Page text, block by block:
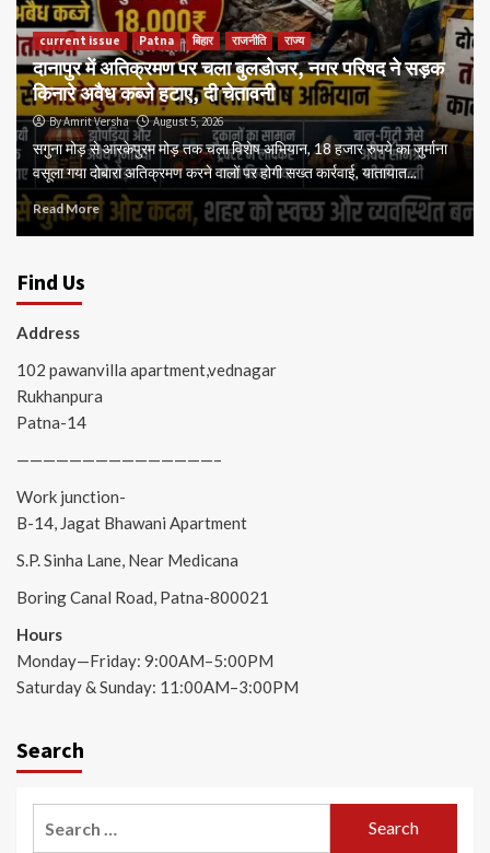
current issue Patna बिहार राजनीति राज्य
दानापुर में अतिक्रमण पर चला बुलडोजर, नगर परिषद ने सड़क
किनारे अवैध कब्जे हटाए, दी चेतावनी
By Amrit Versha August 5, 2026
सगुना मोड़ से आरकेपुरम मोड़ तक चला विशेष अभियान, 18 हजार रुपये का जुर्माना
वसूला गया दोबारा अतिक्रमण करने वालों पर होगी सख्त कार्रवाई, यातायात...
Read More
Find Us
Address
102 pawanvilla apartment,vednagar
Rukhanpura
Patna-14
———————————————–
Work junction-
B-14, Jagat Bhawani Apartment
S.P. Sinha Lane, Near Medicana
Boring Canal Road, Patna-800021
Hours
Monday—Friday: 9:00AM–5:00PM
Saturday & Sunday: 11:00AM–3:00PM
Search